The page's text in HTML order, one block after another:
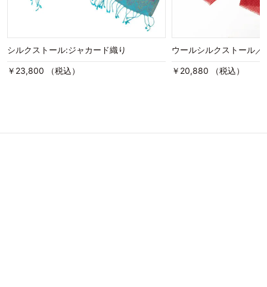
シルクストール:ジャカード織り
￥23,800 （税込）
ウールシルクストール／
￥20,880 （税込）